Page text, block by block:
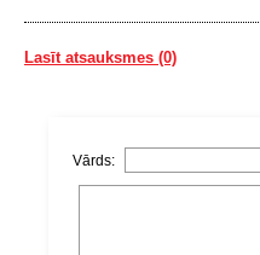
Lasīt atsauksmes (0)
Vārds: